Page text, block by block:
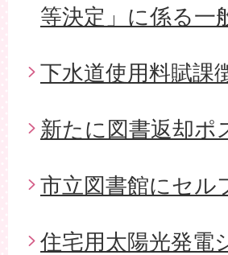
等決定」に係る一
下水道使用料賦課
新たに図書返却ポ
市立図書館にセル
住宅用太陽光発電